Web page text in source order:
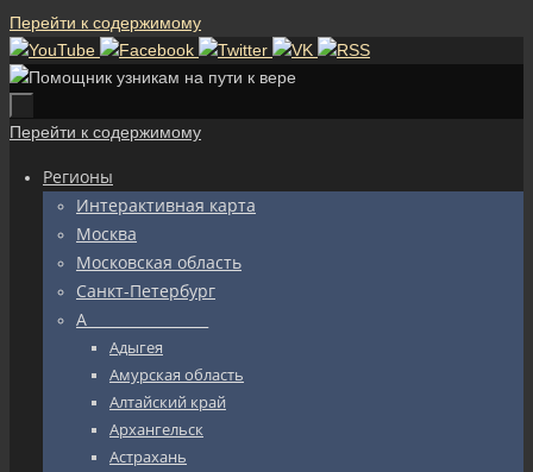
Перейти к содержимому
Перейти к содержимому
Регионы
Интерактивная карта
Москва
Московская область
Санкт-Петербург
А_________________
Адыгея
Амурская область
Алтайский край
Архангельск
Астрахань